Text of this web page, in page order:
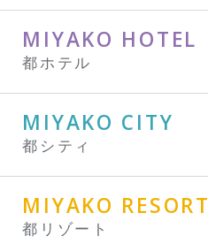
MIYAKO HOTEL
都ホテル
MIYAKO CITY
都シティ
MIYAKO RESORT
都リゾート